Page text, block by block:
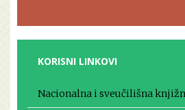
KORISNI LINKOVI
Nacionalna i sveučilišna